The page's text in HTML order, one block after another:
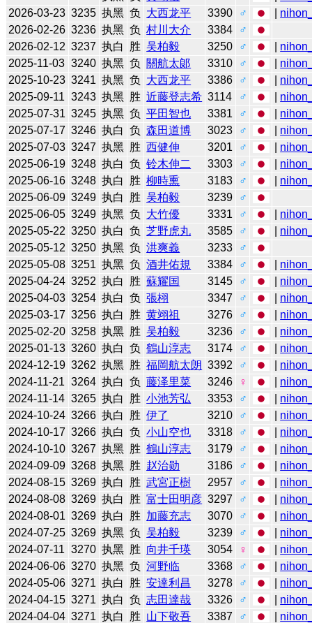
2026-03-23 3235 执黑 负 大西龙平 3390 ♂
2026-02-26 3236 执黑 负 村川大介 3384
♂
2026-02-12 3237 执白 胜 吴柏毅 3250 ♂
2025-11-03 3240 执黑 负 關航太郞 3310 ♂
2025-10-23 3241 执黑 负 大西龙平 3386 ♂
2025-09-11 3243 执黑 胜 近藤登志希 3114 ♂
2025-07-31 3245 执黑 负 平田智也 3381 ♂
2025-07-17 3246 执白 负 森田道博 3023 ♂
2025-07-03 3247 执黑 胜 西健伸 3201 ♂
2025-06-19 3248 执白 负 铃木伸二 3303 ♂
2025-06-16 3248 执白 胜 柳時熏 3183 ♂
2025-06-09 3249 执白 胜 吴柏毅 3239
♂
2025-06-05 3249 执黑 负 大竹優 3331 ♂
2025-05-22 3250 执白 负 芝野虎丸 3585 ♂
2025-05-12 3250 执黑 负 洪爽義 3233
♂
2025-05-08 3251 执黑 负 酒井佑規 3384 ♂
2025-04-24 3252 执白 胜 蘇耀国 3145 ♂
2025-04-03 3254 执白 负 張栩 3347 ♂
2025-03-17 3256 执白 胜 黄翊祖 3276 ♂
2025-02-20 3258 执黑 胜 吴柏毅 3236 ♂
2025-01-13 3260 执白 负 鶴山淳志 3174 ♂
2024-12-19 3262 执黑 胜 福岡航太朗 3392 ♂
2024-11-21 3264 执白 负 藤泽里菜 3246 ♀
2024-11-14 3265 执白 胜 小池芳弘 3353 ♂
2024-10-24 3266 执白 胜 伊了 3210 ♂
2024-10-17 3266 执白 负 小山空也 3318 ♂
2024-10-10 3267 执黑 胜 鶴山淳志 3179 ♂
2024-09-09 3268 执黑 胜 赵治勋 3186 ♂
2024-08-15 3269 执白 胜 武宮正樹 2957 ♂
2024-08-08 3269 执白 胜 富士田明彦 3297 ♂
2024-08-01 3269 执白 胜 加藤充志 3070 ♂
2024-07-25 3269 执黑 负 吴柏毅 3239 ♂
2024-07-11 3270 执黑 胜 向井千瑛 3054 ♀
2024-06-06 3270 执黑 负 河野临 3368 ♂
2024-05-06 3271 执白 胜 安達利昌 3278 ♂
2024-04-15 3271 执白 负 志田達哉 3326 ♂
2024-04-04 3271 执白 胜 山下敬吾 3387 ♂